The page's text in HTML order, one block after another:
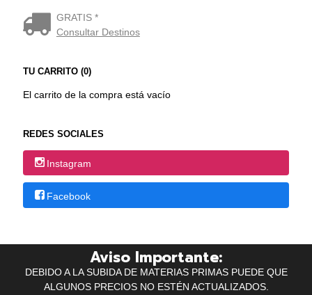
GRATIS *
Consultar Destinos
TU CARRITO (0)
El carrito de la compra está vacío
REDES SOCIALES
Instagram
Facebook
Aviso Importante:
DEBIDO A LA SUBIDA DE MATERIAS PRIMAS PUEDE QUE
ALGUNOS PRECIOS NO ESTÉN ACTUALIZADOS.